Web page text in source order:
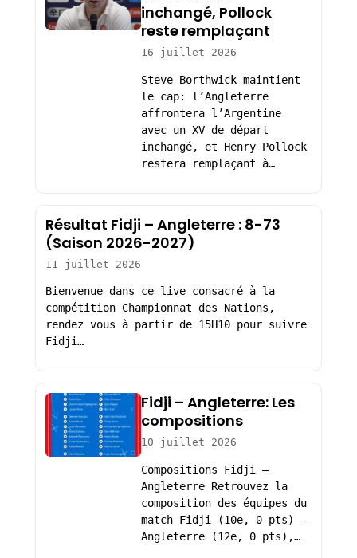
inchangé, Pollock
reste remplaçant
16 juillet 2026
Steve Borthwick maintient
le cap: l’Angleterre
affrontera l’Argentine
avec un XV de départ
inchangé, et Henry Pollock
restera remplaçant à…
Résultat Fidji – Angleterre : 8-73
(Saison 2026-2027)
11 juillet 2026
Bienvenue dans ce live consacré à la
compétition Championnat des Nations,
rendez vous à partir de 15H10 pour suivre
Fidji…
Fidji – Angleterre: Les
compositions
10 juillet 2026
Compositions Fidji –
Angleterre Retrouvez la
composition des équipes du
match Fidji (10e, 0 pts) –
Angleterre (12e, 0 pts),…